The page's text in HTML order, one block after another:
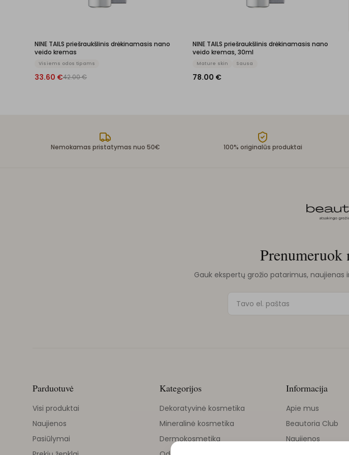
NINE TAILS priešraukšlinis drėkinamasis nano
veido kremas
Visiems odos tipams
33.60 €42.00€
NINE TAILS priešraukšlinis drėkinamasis nano
veido kremas, 30ml
Mature skin Sausa
78.00 €
Nemokamas pristatymas nuo 50€ 100% originalūs produktai
Prenumeruok
Gauk ekspertų grožio patarimus, naujienas
Parduotuvė
Visi produktai
Naujienos
Pasiūlymai
Kategorijos
Dekoratyvinė kosmetika
Mineralinė kosmetika
Dermokosmetika
Informacija
Apie mus
Beautoria Club
Naujienos